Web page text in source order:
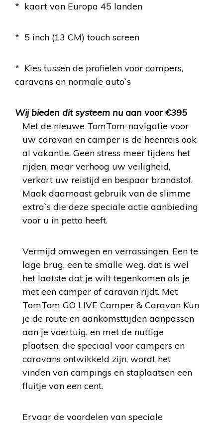
* kaart van Europa 45 landen
* 5 inch (13 CM) touch screen
* Kies tussen de profielen voor campers,
caravans en normale auto`s
Wij bieden dit systeem nu aan voor €395
Met de nieuwe TomTom-navigatie voor
uw caravan en camper is de heenreis ook
al vakantie. Geen stress meer tijdens het
rijden, maar verhoog uw veiligheid,
verkort uw reistijd en bespaar brandstof.
Maak daarnaast gebruik van de slimme
extra`s die deze speciale actie aanbieding
voor u in petto heeft.
Vermijd omwegen en verrassingen. Een te
lage brug. een te smalle weg. dat is wel
het laatste dat je wilt tegenkomen als je
met een camper of caravan rijdt. Met
TomTom GO LIVE Camper & Caravan Kun
je de route en aankomsttijden aanpassen
aan je voertuig, en met de nuttige
plaatsen, die speciaal voor campers en
caravans ontwikkeld zijn, wordt het
vinden van campings en staplaatsen een
fluitje van een cent.
Ervaar de voordelen van speciale